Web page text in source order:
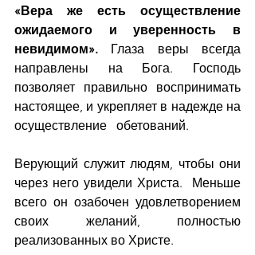
«Вера же есть осуществление
ожидаемого и уверенность в
невидимом». Глаза веры всегда
направлены на Бога. Господь
позволяет правильно воспринимать
настоящее, и укрепляет в надежде на
осуществление   обетований.
Верующий служит людям, чтобы они
через него увидели Христа.  Меньше
всего он озабочен удовлетворением
своих желаний, полностью
реализованных во Христе.